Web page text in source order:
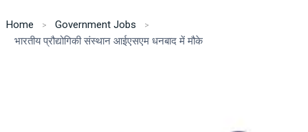
Home
Government Jobs
भारतीय प्रौद्योगिकी संस्थान आईएसएम धनबाद में मौके